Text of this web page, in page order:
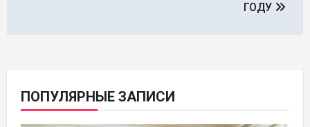
ГОДУ
ПОПУЛЯРНЫЕ ЗАПИСИ